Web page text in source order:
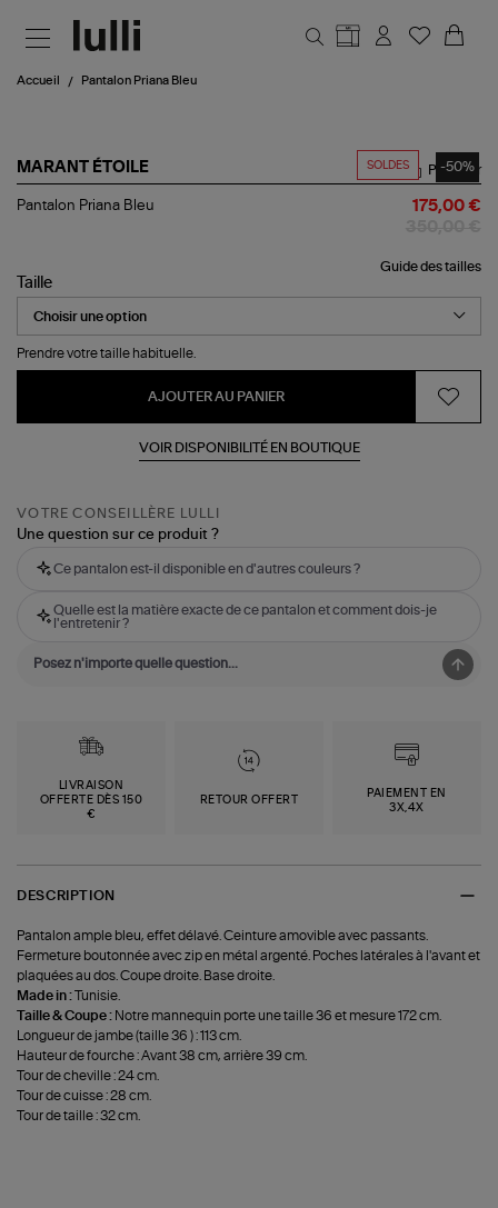
Accueil Pantalon Priana Bleu
SOLDES -50%
MARANT ÉTOILE
Pantalon
Partager
Pantalon Priana Bleu 175,00 €
Guide des tailles
Taille
Prendre votre taille habituelle.
AJOUTER AU PANIER
VOIR DISPONIBILITÉ EN BOUTIQUE
VOTRE CONSEILLÈRE LULLI
Une question sur ce produit ?
Ce pantalon est-il disponible en d'autres couleurs ?
Quelle est la matière exacte de ce pantalon et comment dois-je
l'entretenir ?
LIVRAISON
OFFERTE DÈS 150
€
RETOUR OFFERT
PAIEMENT EN
3X,4X
DESCRIPTION
Pantalon ample bleu, effet délavé. Ceinture amovible avec passants.
Fermeture boutonnée avec zip en métal argenté. Poches latérales à l'avant et
plaquées au dos. Coupe droite. Base droite.
Made in :
Tunisie.
Taille & Coupe : Notre mannequin porte une taille 36 et mesure 172 cm.
Longueur de jambe (taille 36 ) : 113 cm.
Hauteur de fourche : Avant 38 cm, arrière 39 cm.
Tour de cheville : 24 cm.
Tour de cuisse : 28 cm.
Tour de taille : 32 cm.